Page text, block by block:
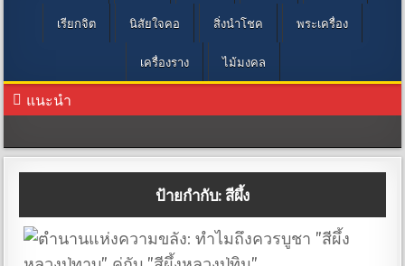
เรียกจิต นิสัยใจคอ สิ่งนำโชค พระเครื่อง
เครื่องราง ไม้มงคล
แนะนำ
ป้ายกำกับ:สีผึ้ง